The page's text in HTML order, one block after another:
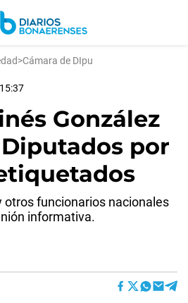
>Cámara de DIpu
González
por
otros funcionarios nacionales
informativa.